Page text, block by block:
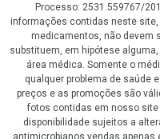
Processo: 2531.559767/
informações contidas neste
medicamentos, não devem
substituem, em hipótese
área médica. Somente o
qualquer problema de saúde
preços e as promoções são
fotos contidas em nosso
disponibilidade sujeitos a
antimicrobianos vendas apenas